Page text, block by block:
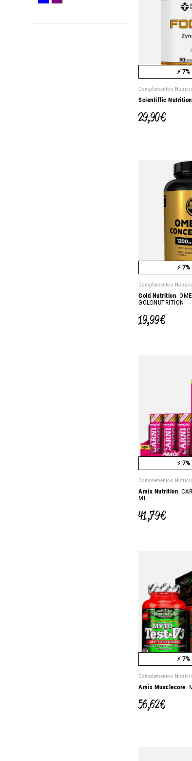
⚡ 7%
Complementos
Scientiffic Nutrition
29,90 €
⚡ 7%
Complementos
Gold Nutrition
GOLDNUTRITION
19,99 €
⚡ 7%
Complementos
Amix Nutrition
ML
41,79 €
⚡ 7%
Complementos
Amix Musclecore
56,62 €